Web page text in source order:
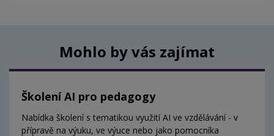
Mohlo by vás zajímat
Školení AI pro pedagogy
Nabídka školení s tematikou využití AI ve vzdělávání - v
přípravě na výuku, ve výuce nebo jako pomocníka